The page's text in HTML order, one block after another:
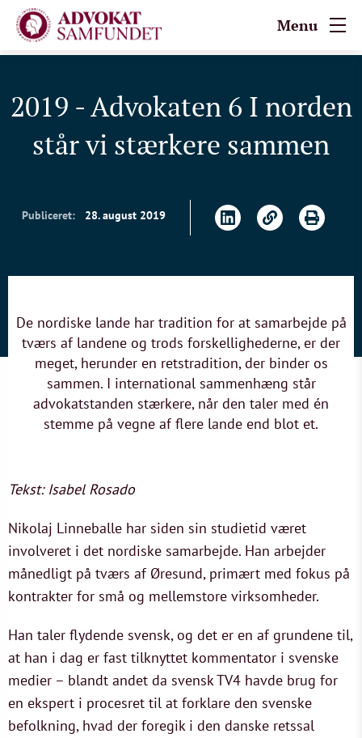
Menu
2019 - Advokaten 6 I norden
står vi stærkere sammen
Publiceret: 28. august 2019
De nordiske lande har tradition for at samarbejde på
tværs af landene og trods forskellighederne, er der
meget, herunder en retstradition, der binder os
sammen. I international sammenhæng står
advokatstanden stærkere, når den taler med én
stemme på vegne af flere lande end blot et.
Tekst: Isabel Rosado
Nikolaj Linneballe har siden sin studietid været
involveret i det nordiske samarbejde. Han arbejder
månedligt på tværs af Øresund, primært med fokus på
kontrakter for små og mellemstore virksomheder.
Han taler flydende svensk, og det er en af grundene til,
at han i dag er fast tilknyttet kommentator i svenske
medier – blandt andet da svensk TV4 havde brug for
en ekspert i procesret til at forklare den svenske
befolkning, hvad der foregik i den danske retssal